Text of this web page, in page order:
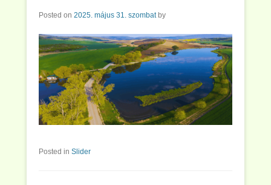
Posted on 2025. május 31. szombatby
Posted in Slider